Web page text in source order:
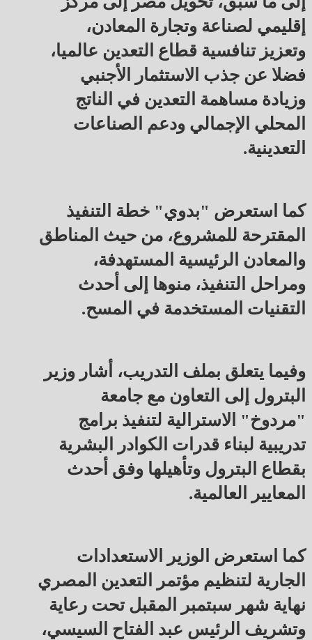
إقليمي لصناعة وتجارة المعادن،
وتعزيز تنافسية قطاع التعدين عالميا،
فضلا عن جذب الاستثمار الأجنبي
وزيادة مساهمة التعدين في الناتج
المحلي الإجمالي ودعم الصناعات
التعدينية.
كما استعرض "بدوي" خطة التنفيذ
المقترحة للمشروع، من حيث المناطق
والمعادن الرئيسية المستهدفة،
ومراحل التنفيذ، منوها إلى أحدث
التقنيات المستخدمة في المسح.
وفيما يتعلق بملف التدريب، أشار وزير
البترول إلى التعاون مع جامعة
"مردوخ" الاسترالية لتنفيذ برامج
تدريبية لبناء قدرات الكوادر البشرية
بقطاع البترول وتأهيلها وفق أحدث
المعايير العالمية.
كما استعرض الوزير الاستعدادات
الجارية لتنظيم مؤتمر التعدين المصري
نهاية شهر سبتمبر المقبل تحت رعاية
وتشريف الرئيس عبد الفتاح السيسي،